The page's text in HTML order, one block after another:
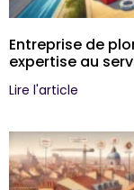
Entreprise de
expertise au
Lire l'article